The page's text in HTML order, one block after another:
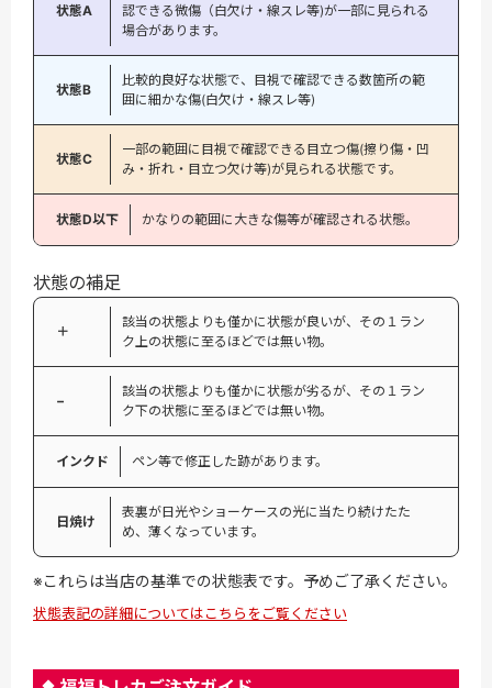
状態A
認できる微傷（白欠け・線スレ等)が一部に見られる
場合があります。
状態B
比較的良好な状態で、目視で確認できる数箇所の範
囲に細かな傷(白欠け・線スレ等)
状態C
一部の範囲に目視で確認できる目立つ傷(擦り傷・凹
み・折れ・目立つ欠け等)が見られる状態です。
状態D以下 かなりの範囲に大きな傷等が確認される状態。
状態の補足
＋
該当の状態よりも僅かに状態が良いが、その１ラン
ク上の状態に至るほどでは無い物。
−
該当の状態よりも僅かに状態が劣るが、その１ラン
ク下の状態に至るほどでは無い物。
インクド ペン等で修正した跡があります。
日焼け
表裏が日光やショーケースの光に当たり続けたた
め、薄くなっています。
※これらは当店の基準での状態表です。予めご了承ください。
状態表記の詳細についてはこちらをご覧ください